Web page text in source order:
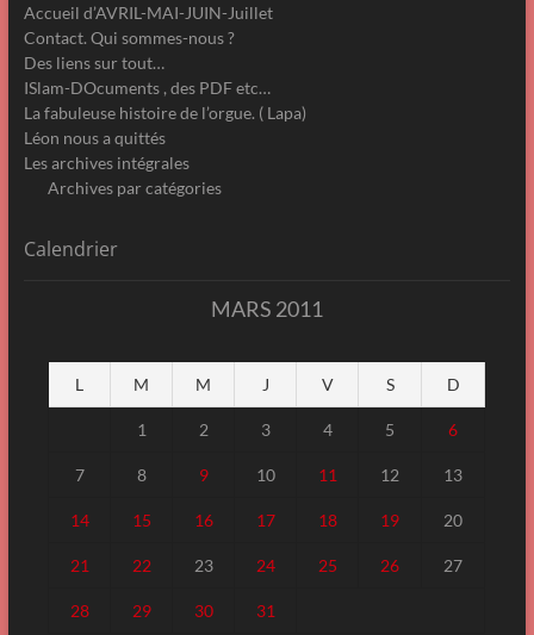
Accueil d’AVRIL-MAI-JUIN-Juillet
Contact. Qui sommes-nous ?
Des liens sur tout…
ISlam-DOcuments , des PDF etc…
La fabuleuse histoire de l’orgue. ( Lapa)
Léon nous a quittés
Les archives intégrales
Archives par catégories
Calendrier
MARS 2011
L M M J V S D
1 2 3 4 5 6
7 8 9 10 11 12 13
14 15 16 17 18 19 20
21 22 23 24 25 26 27
28 29 30 31